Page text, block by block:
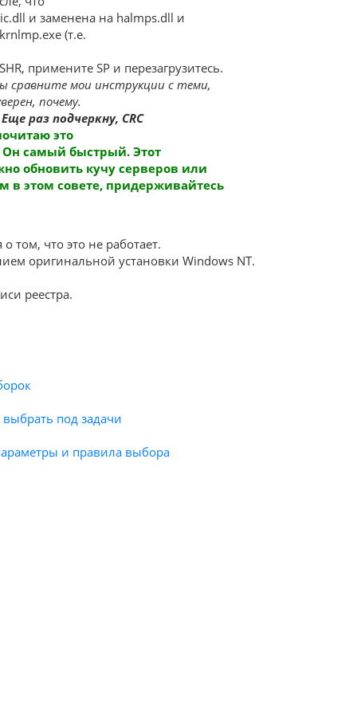
и заменена на halmps.dll и
(т.е.
примените SP и перезагрузитесь.
сравните мои инструкции с теми,
почему.
Еще раз подчеркну, CRC
это
Он самый быстрый. Этот
обновить кучу серверов или
в этом совете, придерживайтесь
что это не работает.
оригинальной установки Windows NT.
реестра.
выбрать под задачи
и правила выбора